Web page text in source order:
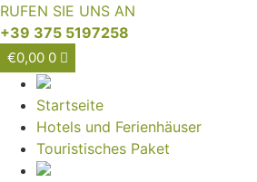
RUFEN SIE UNS AN
+39 375 5197258
€0,00 0
Startseite
Hotels und Ferienhäuser
Touristisches Paket